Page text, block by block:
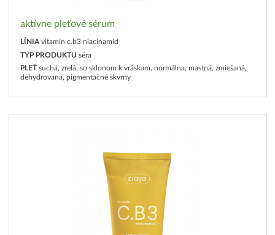
aktívne pleťové sérum
LÍNIA vitamín c.b3 niacínamid
TYP PRODUKTU séra
PLEŤ suchá, zrelá, so sklonom k vráskam, normálna, mastná, zmiešaná,
dehydrovaná, pigmentačné škvrny